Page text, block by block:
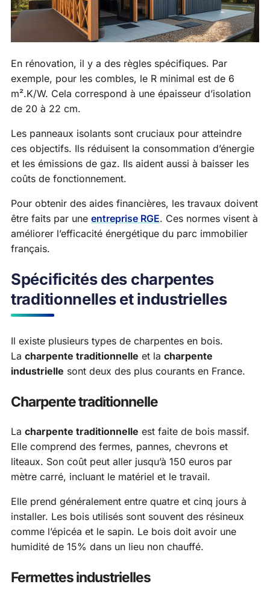
En rénovation, il y a des règles spécifiques. Par
exemple, pour les combles, le R minimal est de 6
m².K/W. Cela correspond à une épaisseur d’isolation
de 20 à 22 cm.
Les panneaux isolants sont cruciaux pour atteindre
ces objectifs. Ils réduisent la consommation d’énergie
et les émissions de gaz. Ils aident aussi à baisser les
coûts de fonctionnement.
Pour obtenir des aides financières, les travaux doivent
être faits par une entreprise RGE. Ces normes visent à
améliorer l’efficacité énergétique du parc immobilier
français.
Spécificités des charpentes
traditionnelles et industrielles
Il existe plusieurs types de charpentes en bois.
La charpente traditionnelle et la charpente
industrielle sont deux des plus courants en France.
Charpente traditionnelle
La charpente traditionnelle est faite de bois massif.
Elle comprend des fermes, pannes, chevrons et
liteaux. Son coût peut aller jusqu’à 150 euros par
mètre carré, incluant le matériel et le travail.
Elle prend généralement entre quatre et cinq jours à
installer. Les bois utilisés sont souvent des résineux
comme l’épicéa et le sapin. Le bois doit avoir une
humidité de 15% dans un lieu non chauffé.
Fermettes industrielles